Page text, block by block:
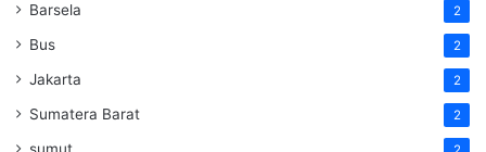
Barsela 2
Bus 2
Jakarta 2
Sumatera Barat 2